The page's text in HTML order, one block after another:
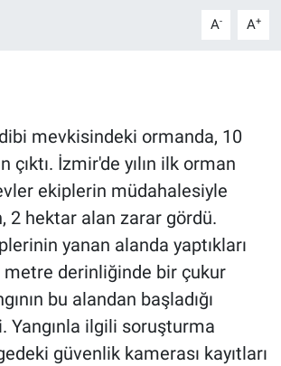
A- A+
mevkisindeki ormanda, 10
çıktı. İzmir'de yılın ilk orman
ekiplerin müdahalesiyle
2 hektar alan zarar gördü.
yanan alanda yaptıkları
metre derinliğinde bir çukur
bu alandan başladığı
Yangınla ilgili soruşturma
güvenlik kamerası kayıtları